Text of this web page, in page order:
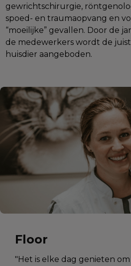
gewrichtschirurgie,
spoed- en traumaopvang en
“moeilijke” gevallen. Door de
de medewerkers wordt de
huisdier aangeboden.
Floor
Het is elke dag genieten